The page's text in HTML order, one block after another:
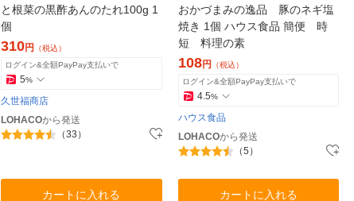
と根菜の黒酢あんのたれ100g 1
個
310円 （税込）
ログイン&全額PayPay支払いで
5%
久世福商店
LOHACOから発送
（33）
カートに入れる
おかづまみの逸品 豚のネギ塩
焼き 1個 ハウス食品 簡便 時
短 料理の素
108円 （税込）
ログイン&全額PayPay支払いで
4.5%
ハウス食品
LOHACOから発送
（5）
カートに入れる